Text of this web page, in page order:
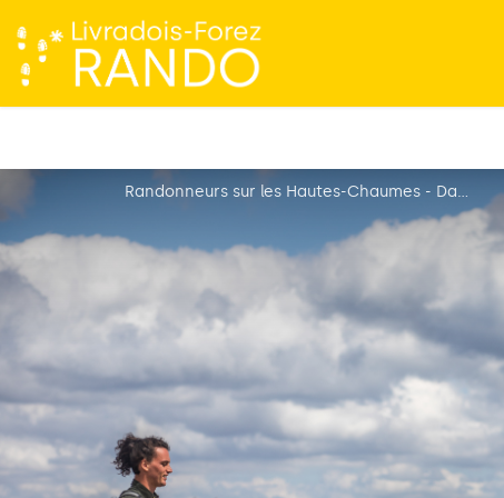
Randonneurs sur les Hautes-Chaumes - David Frobert